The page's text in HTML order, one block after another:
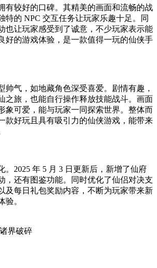
有较好的口碑。其精美的画面和流畅的战
特的 NPC 交互任务让玩家乐趣十足。同
也让玩家感受到了诚意，不少玩家表示能
好的游戏体验，是一款值得一玩的仙侠手
帅气，如地藏角色深受喜爱。剧情有趣，
之旅，也能自行操作释放技能战斗。画面
象可爱，能与玩家一同探索世界。整体而
款好玩且具有吸引力的仙侠游戏，能带来
。2025 年 5 月 3 日更新后，新增了仙府
，还有图鉴功能。同时优化了仙侣对决支
及每日礼包奖励内容，不断为玩家带来新
验。
界破碎